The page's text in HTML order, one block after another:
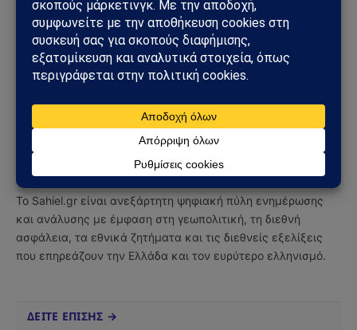
(Twitter)
Instagram
Tumblr
Το Sahiel.gr είναι ανεξάρτητη ψηφιακή πύλη ενημέρωσης
και ανάλυσης με έμφαση στη γεωπολιτική, τη διεθνή
ασφάλεια, τα εθνικά ζητήματα και τις διεθνείς εξελίξεις
που επηρεάζουν την Ελλάδα και τον ευρύτερο ελληνισμό.
ΔΕΙΤΕ ΕΠΙΣΗΣ →